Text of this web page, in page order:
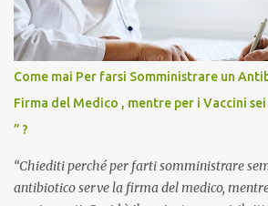
Come mai Per farsi Somministrare un
Firma del Medico , mentre per i Vaccini
” ?
“Chiediti perché per farti somministrare
antibiotico serve la firma del medico,